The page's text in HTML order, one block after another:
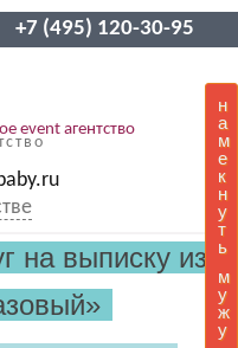
+7 (495) 120-30-95
н
а
м
е
к
н
у
т
ь
м
у
ж
у
на выписку из